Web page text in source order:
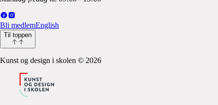
Bli medlemEnglish
Til toppen
Kunst og design i skolen © 2026